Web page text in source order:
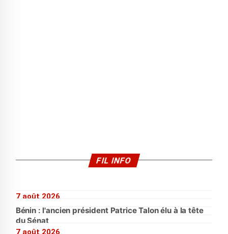
FIL INFO
7 août 2026
Bénin : l'ancien président Patrice Talon élu à la tête
du Sénat
7 août 2026